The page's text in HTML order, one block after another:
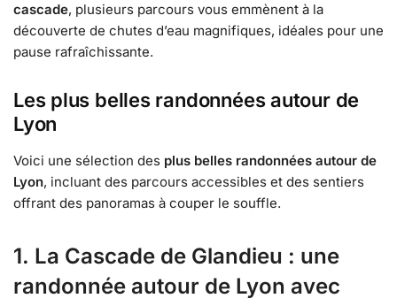
cascade, plusieurs parcours vous emmènent à la
découverte de chutes d’eau magnifiques, idéales pour une
pause rafraîchissante.
Les plus belles randonnées autour de
Lyon
Voici une sélection des plus belles randonnées autour de
Lyon, incluant des parcours accessibles et des sentiers
offrant des panoramas à couper le souffle.
1. La Cascade de Glandieu : une
randonnée autour de Lyon avec